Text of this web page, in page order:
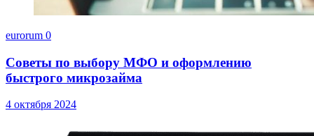
eurorum 0
Советы по выбору МФО и оформлению
быстрого микрозайма
4 октября 2024